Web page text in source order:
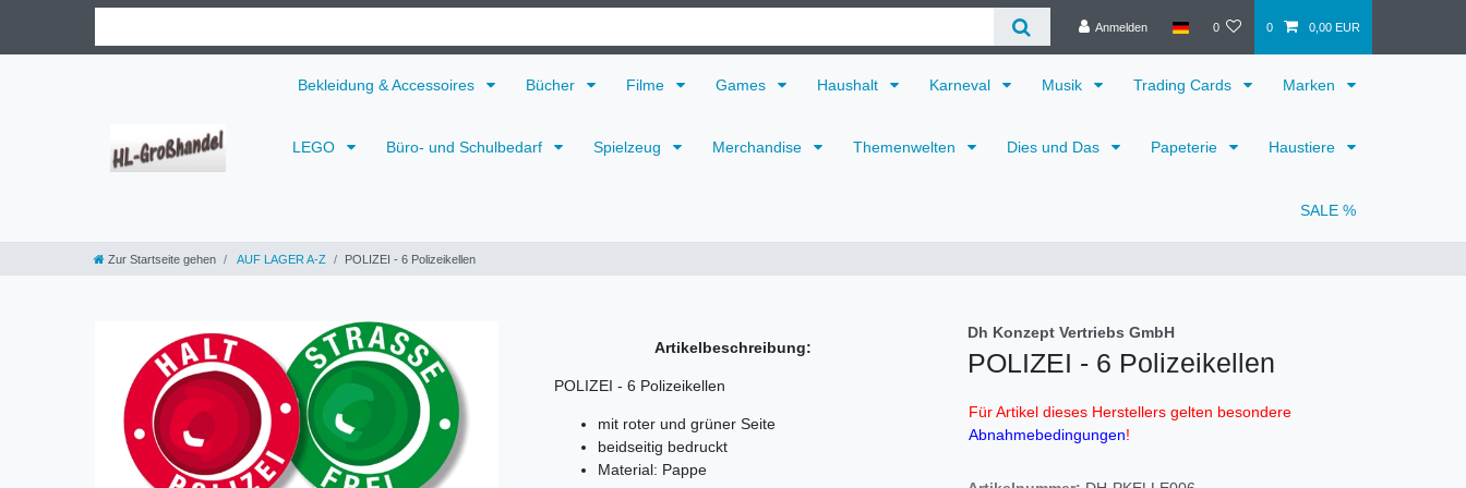
Anmelden 0 0 0,00 EUR
Bekleidung & Accessoires Bücher Filme Games Haushalt Karneval Musik Trading Cards Marken
LEGO Büro- und Schulbedarf Spielzeug Merchandise Themenwelten Dies und Das Papeterie Haustiere
SALE %
Zur Startseite gehen AUF LAGER A-Z POLIZEI - 6 Polizeikellen
Artikelbeschreibung:
POLIZEI - 6 Polizeikellen
mit roter und grüner Seite
beidseitig bedruckt
Material: Pappe
Dh Konzept Vertriebs GmbH
POLIZEI - 6 Polizeikellen
Für Artikel dieses Herstellers gelten besondere
Abnahmebedingungen!